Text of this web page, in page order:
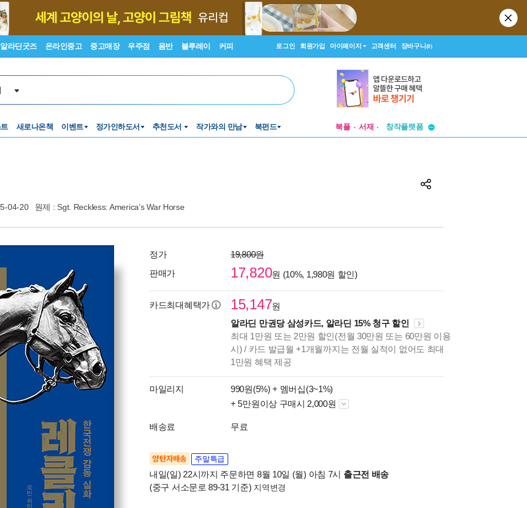
알라딘굿즈 온라인중고 중고매장 우주점 음반 블루레이 커피 로그인 회원가입 마이페이지 고객센터 장바구니(0)
새로나온책 이벤트 정가인하도서 추천도서 작가와의 만남 북펀드 북플 서재
창작플랫폼
04-20 원제 : Sgt. Reckless: America’s War Horse
정가
19,800원
판매가
17,820원 (10%, 1,980원 할인)
카드최대혜택가 15,147원
알라딘 만권당 삼성카드, 알라딘 15% 청구 할인
최대 1만원 또는 2만원 할인(전월 30만원 또는 60만원 이용
시) / 카드 발급월 +1개월까지는 전월 실적이 없어도 최대
1만원 혜택 제공
마일리지 990원(5%) + 멤버십(3~1%)
+ 5만원이상 구매시 2,000원
배송료 무료
양탄자배송 주말특급
내일(일) 22시까지 주문하면 8월 10일 (월) 아침 7시 출근전 배송
(중구 서소문로 89-31 기준) 지역변경